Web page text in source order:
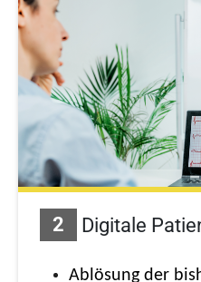
2 Digitale
Ablösung der